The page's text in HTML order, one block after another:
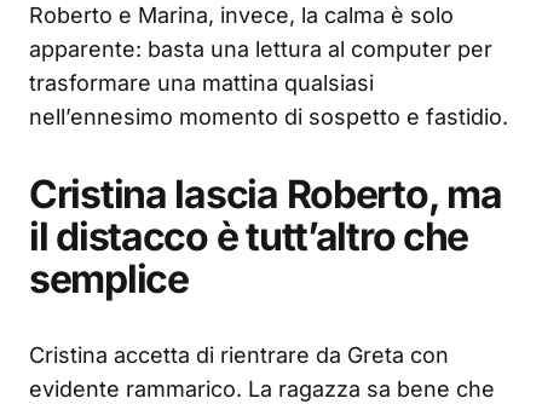
Roberto e Marina, invece, la calma è solo
apparente: basta una lettura al computer per
trasformare una mattina qualsiasi
nell’ennesimo momento di sospetto e fastidio.
Cristina lascia Roberto, ma
il distacco è tutt’altro che
semplice
Cristina accetta di rientrare da Greta con
evidente rammarico. La ragazza sa bene che